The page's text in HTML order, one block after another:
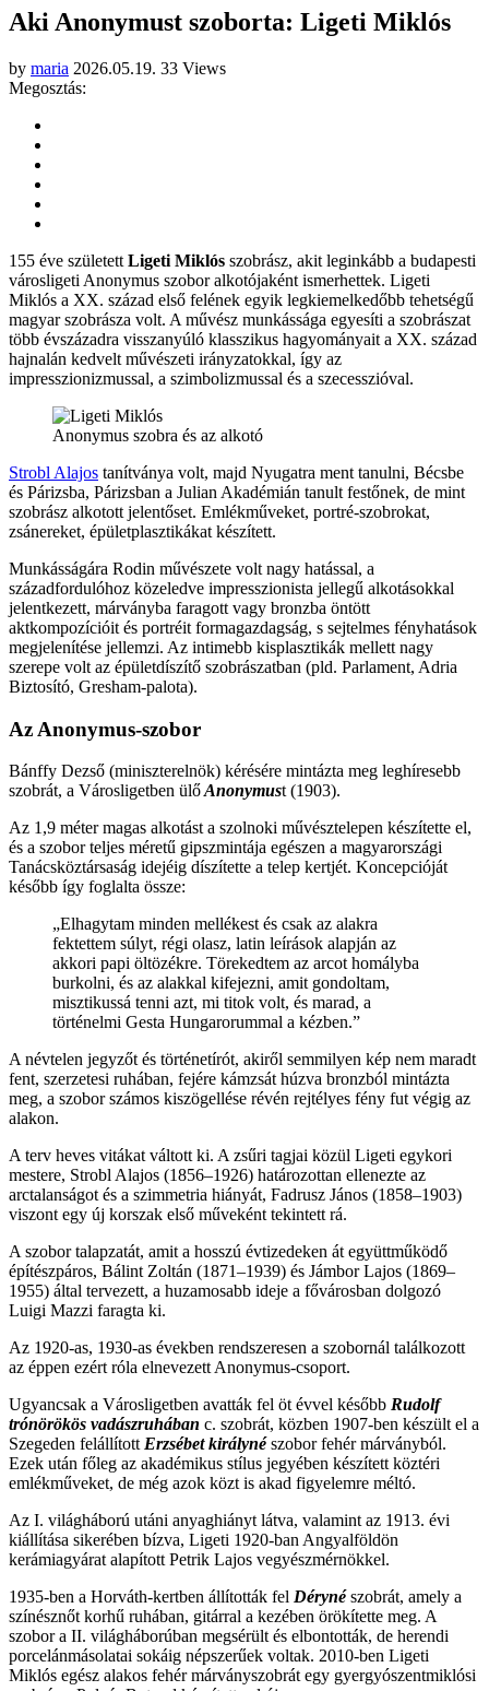
Aki Anonymust szoborta: Ligeti Miklós
by maria 2026.05.19. 33 Views
Megosztás:
155 éve született Ligeti Miklós szobrász, akit leginkább a budapesti
városligeti Anonymus szobor alkotójaként ismerhettek. Ligeti
Miklós a XX. század első felének egyik legkiemelkedőbb tehetségű
magyar szobrásza volt. A művész munkássága egyesíti a szobrászat
több évszázadra visszanyúló klasszikus hagyományait a XX. század
hajnalán kedvelt művészeti irányzatokkal, így az
impresszionizmussal, a szimbolizmussal és a szecesszióval.
Anonymus szobra és az alkotó
Strobl Alajos tanítványa volt, majd Nyugatra ment tanulni, Bécsbe
és Párizsba, Párizsban a Julian Akadémián tanult festőnek, de mint
szobrász alkotott jelentőset. Emlékműveket, portré-szobrokat,
zsánereket, épületplasztikákat készített.
Munkásságára Rodin művészete volt nagy hatással, a
századfordulóhoz közeledve impresszionista jellegű alkotásokkal
jelentkezett, márványba faragott vagy bronzba öntött
aktkompozícióit és portréit formagazdagság, s sejtelmes fényhatások
megjelenítése jellemzi. Az intimebb kisplasztikák mellett nagy
szerepe volt az épületdíszítő szobrászatban (pld. Parlament, Adria
Biztosító, Gresham-palota).
Az Anonymus-szobor
Bánffy Dezső (miniszterelnök) kérésére mintázta meg leghíresebb
szobrát, a Városligetben ülőAnonymust (1903).
Az 1,9 méter magas alkotást a szolnoki művésztelepen készítette el,
és a szobor teljes méretű gipszmintája egészen a magyarországi
Tanácsköztársaság idejéig díszítette a telep kertjét. Koncepcióját
később így foglalta össze:
„Elhagytam minden mellékest és csak az alakra
fektettem súlyt, régi olasz, latin leírások alapján az
akkori papi öltözékre. Törekedtem az arcot homályba
burkolni, és az alakkal kifejezni, amit gondoltam,
misztikussá tenni azt, mi titok volt, és marad, a
történelmi Gesta Hungarorummal a kézben.”
A névtelen jegyzőt és történetírót, akiről semmilyen kép nem maradt
fent, szerzetesi ruhában, fejére kámzsát húzva bronzból mintázta
meg, a szobor számos kiszögellése révén rejtélyes fény fut végig az
alakon.
A terv heves vitákat váltott ki. A zsűri tagjai közül Ligeti egykori
mestere, Strobl Alajos (1856–1926) határozottan ellenezte az
arctalanságot és a szimmetria hiányát, Fadrusz János (1858–1903)
viszont egy új korszak első műveként tekintett rá.
A szobor talapzatát, amit a hosszú évtizedeken át együttműködő
építészpáros, Bálint Zoltán (1871–1939) és Jámbor Lajos (1869–
1955) által tervezett, a huzamosabb ideje a fővárosban dolgozó
Luigi Mazzi faragta ki.
Az 1920-as, 1930-as években rendszeresen a szobornál találkozott
az éppen ezért róla elnevezett Anonymus-csoport.
Ugyancsak a Városligetben avatták fel öt évvel később Rudolf
trónörökös vadászruhában c. szobrát, közben 1907-ben készült el a
Szegeden felállított Erzsébet királynészobor fehér márványból.
Ezek után főleg az akadémikus stílus jegyében készített köztéri
emlékműveket, de még azok közt is akad figyelemre méltó.
Az I. világháború utáni anyaghiányt látva, valamint az 1913. évi
kiállítása sikerében bízva, Ligeti 1920-ban Angyalföldön
kerámiagyárat alapított Petrik Lajos vegyészmérnökkel.
1935-ben a Horváth-kertben állították fel Dérynészobrát, amely a
színésznőt korhű ruhában, gitárral a kezében örökítette meg. A
szobor a II. világháborúban megsérült és elbontották, de herendi
porcelánmásolatai sokáig népszerűek voltak. 2010-ben Ligeti
Miklós egész alakos fehér márványszobrát egy gyergyószentmiklósi